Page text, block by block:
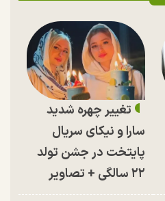
تغییر چهره شدید
سارا و نیکای سریال
پایتخت در جشن تولد
۲۲ سالگی + تصاویر